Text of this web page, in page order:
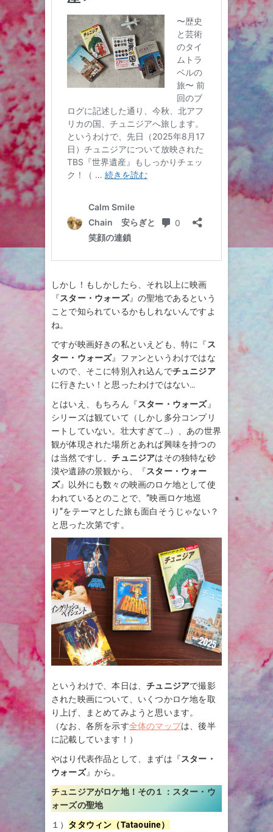
しかし！もしかしたら、それ以上に映画
『スター・ウォーズ』の聖地であるという
ことで知られているかもしれないんですよ
ね。
ですが映画好きの私といえども、特に『 ス
ター・ウォーズ』ファンというわけではな
いので、そこに特別入れ込んでチュニジア
に行きたい！と思ったわけではない…
とはいえ、もちろん『スター・ウォーズ』
シリーズは観ていて（しかし多分コンプリ
ートしていない。壮大すぎて…）、あの世界
観が体現された場所とあれば興味を持つの
は当然ですし、チュニジアはその独特な砂
漠や遺跡の景観から、『スター・ウォー
ズ』以外にも数々の映画のロケ地として使
われているとのことで、”映画ロケ地巡
り”をテーマとした旅も面白そうじゃない？
と思った次第です。
というわけで、本日は、チュニジアで撮影
された映画について、いくつかロケ地を取
り上げ、まとめてみようと思います。
（なお、各所を示す全体のマップは、後半
に記載しています！）
やはり代表作品として、まずは『スター・
ウォーズ』から。
チュニジアがロケ地！その１： スター・ウ
ォーズの聖地
１） タタウィン（Tataouine）